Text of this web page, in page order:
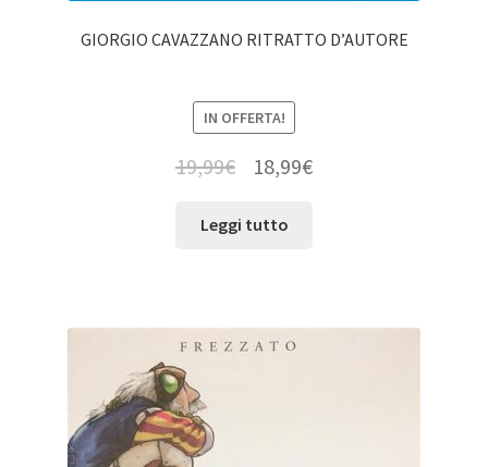
GIORGIO CAVAZZANO RITRATTO D’AUTORE
IN OFFERTA!
19,99€ 18,99€
Leggi tutto